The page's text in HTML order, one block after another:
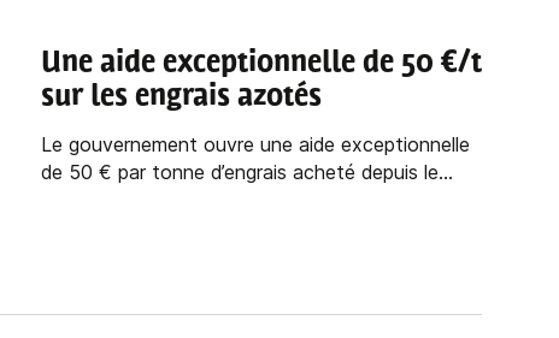
Une aide exceptionnelle de 50 €/t
sur les engrais azotés
Le gouvernement ouvre une aide exceptionnelle
de 50 € par tonne d’engrais acheté depuis le...